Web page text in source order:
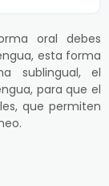
oral debes
esta forma
sublingual, el
para que el
que permiten